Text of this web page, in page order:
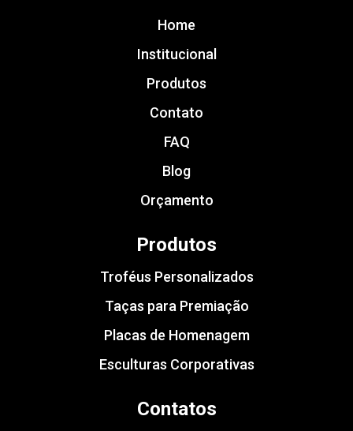
Home
Institucional
Produtos
Contato
FAQ
Blog
Orçamento
Produtos
Troféus Personalizados
Taças para Premiação
Placas de Homenagem
Esculturas Corporativas
Contatos